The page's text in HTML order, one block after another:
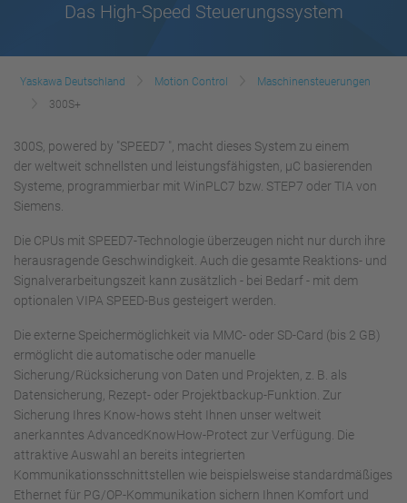
Das High-Speed Steuerungssystem
Yaskawa Deutschland Motion Control
Maschinensteuerungen
300S+
300S, powered by "SPEED7 ", macht dieses System zu einem
der weltweit schnellsten und leistungsfähigsten, µC basierenden
Systeme, programmierbar mit WinPLC7 bzw. STEP7 oder TIA von
Siemens.
Die CPUs mit SPEED7-Technologie überzeugen nicht nur durch ihre
herausragende Geschwindigkeit. Auch die gesamte Reaktions- und
Signalverarbeitungszeit kann zusätzlich - bei Bedarf - mit dem
optionalen VIPA SPEED-Bus gesteigert werden.
Die externe Speichermöglichkeit via MMC- oder SD-Card (bis 2 GB)
ermöglicht die automatische oder manuelle
Sicherung/Rücksicherung von Daten und Projekten, z. B. als
Datensicherung, Rezept- oder Projektbackup-Funktion. Zur
Sicherung Ihres Know-hows steht Ihnen unser weltweit
anerkanntes AdvancedKnowHow-Protect zur Verfügung. Die
attraktive Auswahl an bereits integrierten
Kommunikationsschnittstellen wie beispielsweise standardmäßiges
Ethernet für PG/OP-Kommunikation sichern Ihnen Komfort und